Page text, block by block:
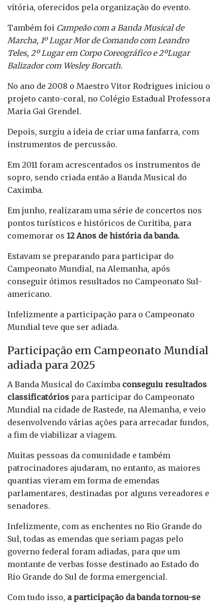
vitória, oferecidos pela organização do evento.
Também foi Campeão com a Banda Musical de
Marcha, 1º Lugar Mor de Comando com Leandro
Teles, 2º Lugar em Corpo Coreográfico e 2ºLugar
Balizador com Wesley Borcath.
No ano de 2008 o Maestro Vitor Rodrigues iniciou o
projeto canto-coral, no Colégio Estadual Professora
Maria Gai Grendel.
Depois, surgiu a ideia de criar uma fanfarra, com
instrumentos de percussão.
Em 2011 foram acrescentados os instrumentos de
sopro, sendo criada então a Banda Musical do
Caximba.
Em junho, realizaram uma série de concertos nos
pontos turísticos e históricos de Curitiba, para
comemorar os 12 Anos de história da banda.
Estavam se preparando para participar do
Campeonato Mundial, na Alemanha, após
conseguir ótimos resultados no Campeonato Sul-
americano.
Infelizmente a participação para o Campeonato
Mundial teve que ser adiada.
Participação em Campeonato Mundial
adiada para 2025
A Banda Musical do Caximba conseguiu resultados
classificatórios para participar do Campeonato
Mundial na cidade de Rastede, na Alemanha, e veio
desenvolvendo várias ações para arrecadar fundos,
a fim de viabilizar a viagem.
Muitas pessoas da comunidade e também
patrocinadores ajudaram, no entanto, as maiores
quantias vieram em forma de emendas
parlamentares, destinadas por alguns vereadores e
senadores.
Infelizmente, com as enchentes no Rio Grande do
Sul, todas as emendas que seriam pagas pelo
governo federal foram adiadas, para que um
montante de verbas fosse destinado ao Estado do
Rio Grande do Sul de forma emergencial.
Com tudo isso, a participação da banda tornou-se